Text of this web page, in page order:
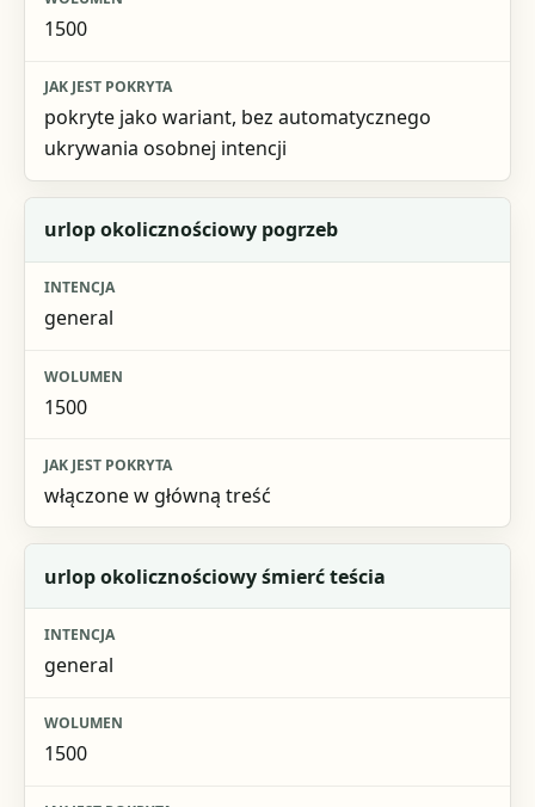
1500
pokryte jako wariant, bez automatycznego
ukrywania osobnej intencji
urlop okolicznościowy pogrzeb
general
1500
włączone w główną treść
urlop okolicznościowy śmierć teścia
general
1500